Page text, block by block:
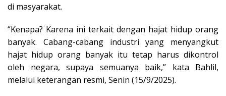
di masyarakat.
“Kenapa? Karena ini terkait dengan hajat hidup orang
banyak. Cabang-cabang industri yang menyangkut
hajat hidup orang banyak itu tetap harus dikontrol
oleh negara, supaya semuanya baik,” kata Bahlil,
melalui keterangan resmi, Senin (15/9/2025).